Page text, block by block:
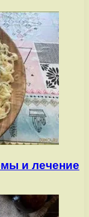
и лечение